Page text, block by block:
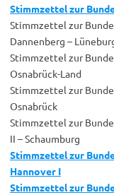
Stimmzettel zur
Stimmzettel zur
Dannenberg –
Stimmzettel zur
Osnabrück-Land
Stimmzettel zur
Osnabrück
Stimmzettel zur
II – Schaumburg
Stimmzettel zur
Hannover I
Stimmzettel zur